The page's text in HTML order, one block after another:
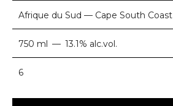
Afrique du Sud — Cape South Coast
750 ml 13.1% alc.vol.
6